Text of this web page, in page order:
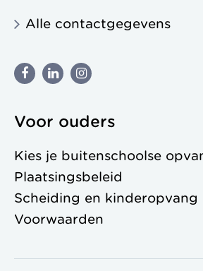
Alle contactgegevens
Voor ouders
Kies je buitenschoolse
Plaatsingsbeleid
Scheiding en kinderopvang
Voorwaarden